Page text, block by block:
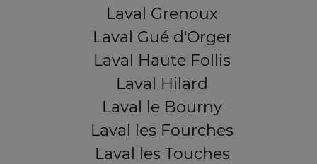
Laval Grenoux
Laval Gué d'Orger
Laval Haute Follis
Laval Hilard
Laval le Bourny
Laval les Fourches
Laval les Touches